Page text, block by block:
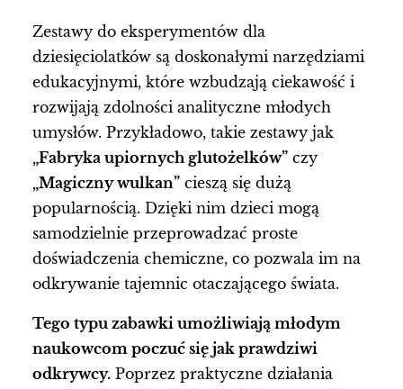
Zestawy do eksperymentów dla
dziesięciolatków są doskonałymi narzędziami
edukacyjnymi, które wzbudzają ciekawość i
rozwijają zdolności analityczne młodych
umysłów. Przykładowo, takie zestawy jak
„Fabryka upiornych glutożelków” czy
„Magiczny wulkan” cieszą się dużą
popularnością. Dzięki nim dzieci mogą
samodzielnie przeprowadzać proste
doświadczenia chemiczne, co pozwala im na
odkrywanie tajemnic otaczającego świata.
Tego typu zabawki umożliwiają młodym
naukowcom poczuć się jak prawdziwi
odkrywcy. Poprzez praktyczne działania